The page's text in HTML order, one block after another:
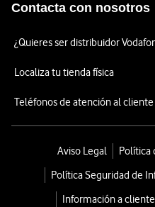
Contacta con nosotros
¿Quieres ser distribuidor
Localiza tu tienda física
Teléfonos de atención al cliente
Aviso Legal
Política
Política Seguridad de
Información a